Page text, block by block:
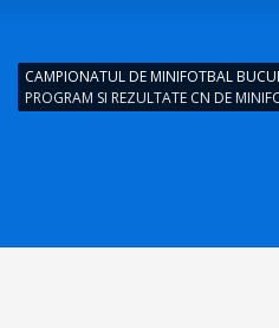
CAMPIONATUL DE MINIFOTBAL
PROGRAM SI REZULTATE CN DE